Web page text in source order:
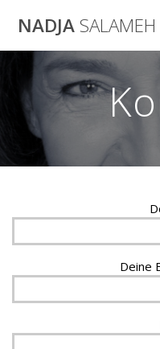
NADJA SALAMEH
Deine